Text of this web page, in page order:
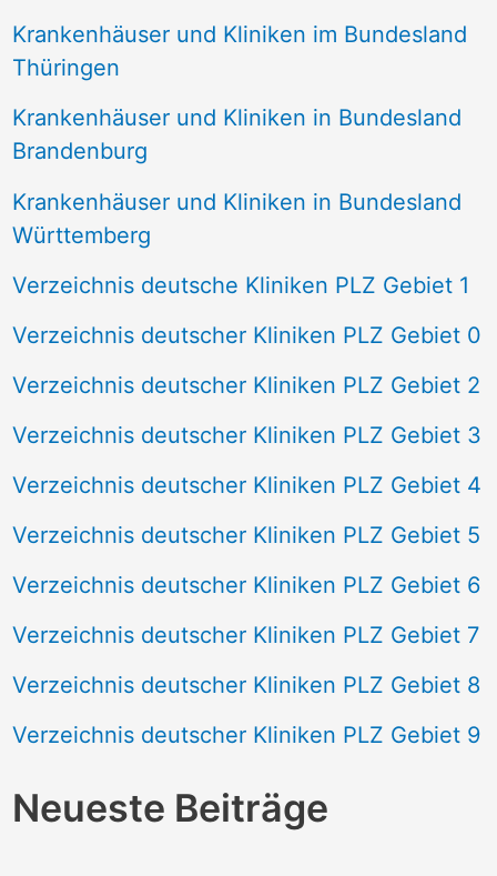
Krankenhäuser und Kliniken im Bundesland
Thüringen
Krankenhäuser und Kliniken in Bundesland
Brandenburg
Krankenhäuser und Kliniken in Bundesland
Württemberg
Verzeichnis deutsche Kliniken PLZ Gebiet 1
Verzeichnis deutscher Kliniken PLZ Gebiet 0
Verzeichnis deutscher Kliniken PLZ Gebiet 2
Verzeichnis deutscher Kliniken PLZ Gebiet 3
Verzeichnis deutscher Kliniken PLZ Gebiet 4
Verzeichnis deutscher Kliniken PLZ Gebiet 5
Verzeichnis deutscher Kliniken PLZ Gebiet 6
Verzeichnis deutscher Kliniken PLZ Gebiet 7
Verzeichnis deutscher Kliniken PLZ Gebiet 8
Verzeichnis deutscher Kliniken PLZ Gebiet 9
Neueste Beiträge